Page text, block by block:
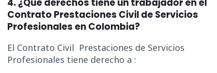
Contrato Prestaciones Civil de Servicios
Profesionales en Colombia?
El Contrato Civil Prestaciones de Servicios
Profesionales tiene derecho a :